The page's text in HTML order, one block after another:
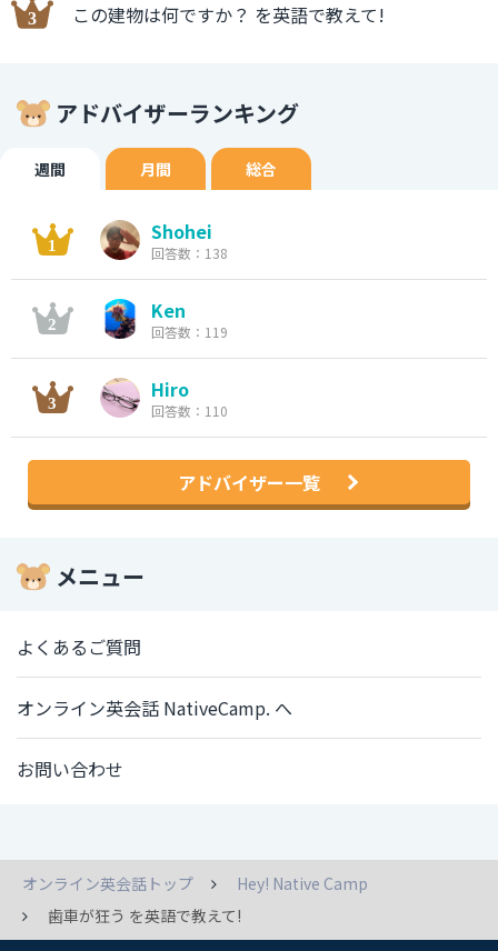
この建物は何ですか？ を英語で教えて!
アドバイザーランキング
週間 月間 総合
Shohei
回答数：138
Ken
回答数：119
Hiro
回答数：110
アドバイザー一覧
メニュー
よくあるご質問
オンライン英会話 NativeCamp. へ
お問い合わせ
オンライン英会話トップ
Hey! Native Camp
歯車が狂う を英語で教えて!